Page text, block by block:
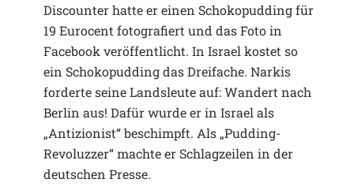
Discounter hatte er einen Schokopudding für
19 Eurocent fotografiert und das Foto in
Facebook veröffentlicht. In Israel kostet so
ein Schokopudding das Dreifache. Narkis
forderte seine Landsleute auf: Wandert nach
Berlin aus! Dafür wurde er in Israel als
„Antizionist“ beschimpft. Als „Pudding-
Revoluzzer“ machte er Schlagzeilen in der
deutschen Presse.